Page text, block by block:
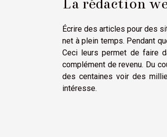
La rédaction
Écrire des articles pour des
net à plein temps. Pendant
Ceci leurs permet de faire
complément de revenu. Du
des centaines voir des
intéresse.